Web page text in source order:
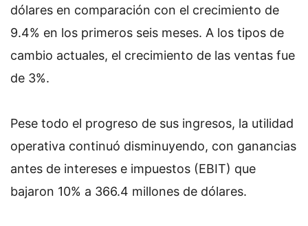
dólares en comparación con el crecimiento de
9.4% en los primeros seis meses. A los tipos de
cambio actuales, el crecimiento de las ventas fue
de 3%.
Pese todo el progreso de sus ingresos, la utilidad
operativa continuó disminuyendo, con ganancias
antes de intereses e impuestos (EBIT) que
bajaron 10% a 366.4 millones de dólares.